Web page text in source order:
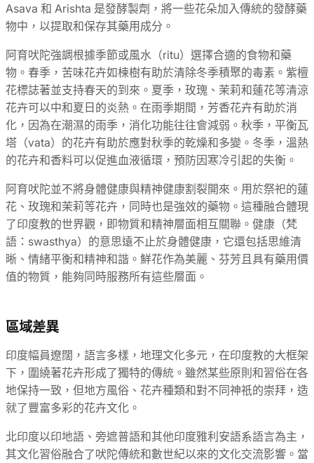
Asava 和 Arishta 是發酵製劑，將一些花朵加入傳統的發酵藥
物中，以提取和保存其藥用成分。
阿育吠陀強調根據季節或風水（ritu）選擇合適的食物和藥
物。春季，苦味花卉如楝樹有助於清除冬季積聚的毒素。紫檀
花標誌著並支持春天的到來。夏季，玫瑰、茉莉和蓮花等清涼
花卉可以中和夏日的炎熱。在雨季期間，芳香花卉有助於消
化，因為在潮濕的雨季，消化功能往往會減弱。秋季，平衡瓦
塔（vata）的花卉有助於應對秋季的乾燥和多變。冬季，溫熱
的花卉和香料可以促進血液循環，預防因寒冷引起的失衡。
阿育吠陀並不將身體健康與精神健康割裂開來。用於祭祀的蓮
花、玫瑰和茉莉等花卉，同時也是強效的藥物。這種融合體現
了印度教的世界觀，即物質和精神層面相互關聯。健康（梵
語：swasthya）的意思遠不止於身體健康，它還包括思維清
晰、情緒平衡和精神和諧。鮮花作為美麗、芬芳且具有藥用價
值的物質，能夠同時服務所有這些層面。
區域差異
印度幅員遼闊，語言多樣，地理文化多元，在印度教的大框架
下，圍繞著花卉形成了獨特的傳統。雖然某些原則和習俗在各
地保持一致，但地方風俗、花卉種類和對不同神祇的崇拜，造
就了豐富多彩的花卉文化。
北印度以印地語、旁遮普語和其他印度雅利安語系語言為主，
其文化習俗融合了吠陀傳統和數世紀以來的文化交流影響。當